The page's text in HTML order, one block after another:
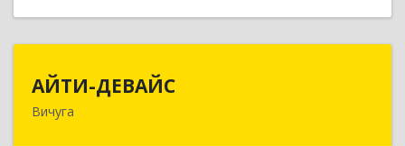
АЙТИ-ДЕВАЙС
Вичуга155334, Ивановская обл, г.о. Вичуга, Вичуга г,